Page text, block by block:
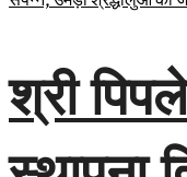
श्री